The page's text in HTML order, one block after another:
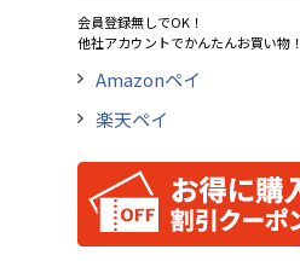
その他
会員登録無しでOK！
他社アカウントでかんたんお買い物！
Amazonペイ
楽天ペイ